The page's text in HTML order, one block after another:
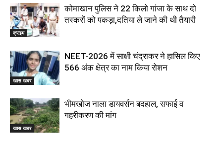
क्राइम
कोमाखान पुलिस ने 22 किलो गांजा के साथ दो
तस्करों को पकड़ा,दतिया ले जाने की थी तैयारी
खास खबर
NEET-2026 में साक्षी चंद्राकर ने हासिल किए
566 अंक क्षेत्र का नाम किया रोशन
खास खबर
भीमखोज नाला डायवर्सन बदहाल, सफाई व
गहरीकरण की मांग